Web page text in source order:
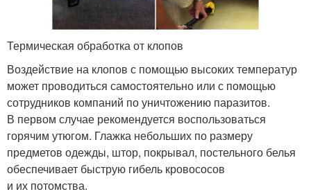
Термическая обработка от клопов
Воздействие на клопов с помощью высоких температур
может проводиться самостоятельно или с помощью
сотрудников компаний по уничтожению паразитов.
В первом случае рекомендуется воспользоваться
горячим утюгом. Глажка небольших по размеру
предметов одежды, штор, покрывал, постельного белья
обеспечивает быструю гибель кровососов
и их потомства.